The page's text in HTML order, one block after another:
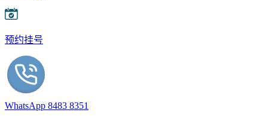
预约挂号
WhatsApp 8483 8351